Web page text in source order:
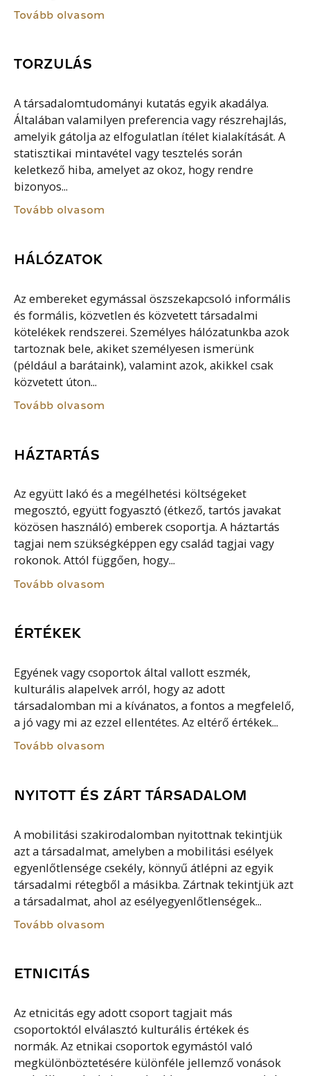
Tovább olvasom
TORZULÁS
A társadalomtudományi kutatás egyik akadálya.
Általában valamilyen preferencia vagy részrehajlás,
amelyik gátolja az elfogulatlan ítélet kialakítását. A
statisztikai mintavétel vagy tesztelés során
keletkező hiba, amelyet az okoz, hogy rendre
bizonyos...
Tovább olvasom
HÁLÓZATOK
Az embereket egymással öszszekapcsoló informális
és formális, közvetlen és közvetett társadalmi
kötelékek rendszerei. Személyes hálózatunkba azok
tartoznak bele, akiket személyesen ismerünk
(például a barátaink), valamint azok, akikkel csak
közvetett úton...
Tovább olvasom
HÁZTARTÁS
Az együtt lakó és a megélhetési költségeket
megosztó, együtt fogyasztó (étkező, tartós javakat
közösen használó) emberek csoportja. A háztartás
tagjai nem szükségképpen egy család tagjai vagy
rokonok. Attól függően, hogy...
Tovább olvasom
ÉRTÉKEK
Egyének vagy csoportok által vallott eszmék,
kulturális alapelvek arról, hogy az adott
társadalomban mi a kívánatos, a fontos a megfelelő,
a jó vagy mi az ezzel ellentétes. Az eltérő értékek...
Tovább olvasom
NYITOTT ÉS ZÁRT TÁRSADALOM
A mobilitási szakirodalomban nyitottnak tekintjük
azt a társadalmat, amelyben a mobilitási esélyek
egyenlőtlensége csekély, könnyű átlépni az egyik
társadalmi rétegből a másikba. Zártnak tekintjük azt
a társadalmat, ahol az esélyegyenlőtlenségek...
Tovább olvasom
ETNICITÁS
Az etnicitás egy adott csoport tagjait más
csoportoktól elválasztó kulturális értékek és
normák. Az etnikai csoportok egymástól való
megkülönböztetésére különféle jellemző vonások